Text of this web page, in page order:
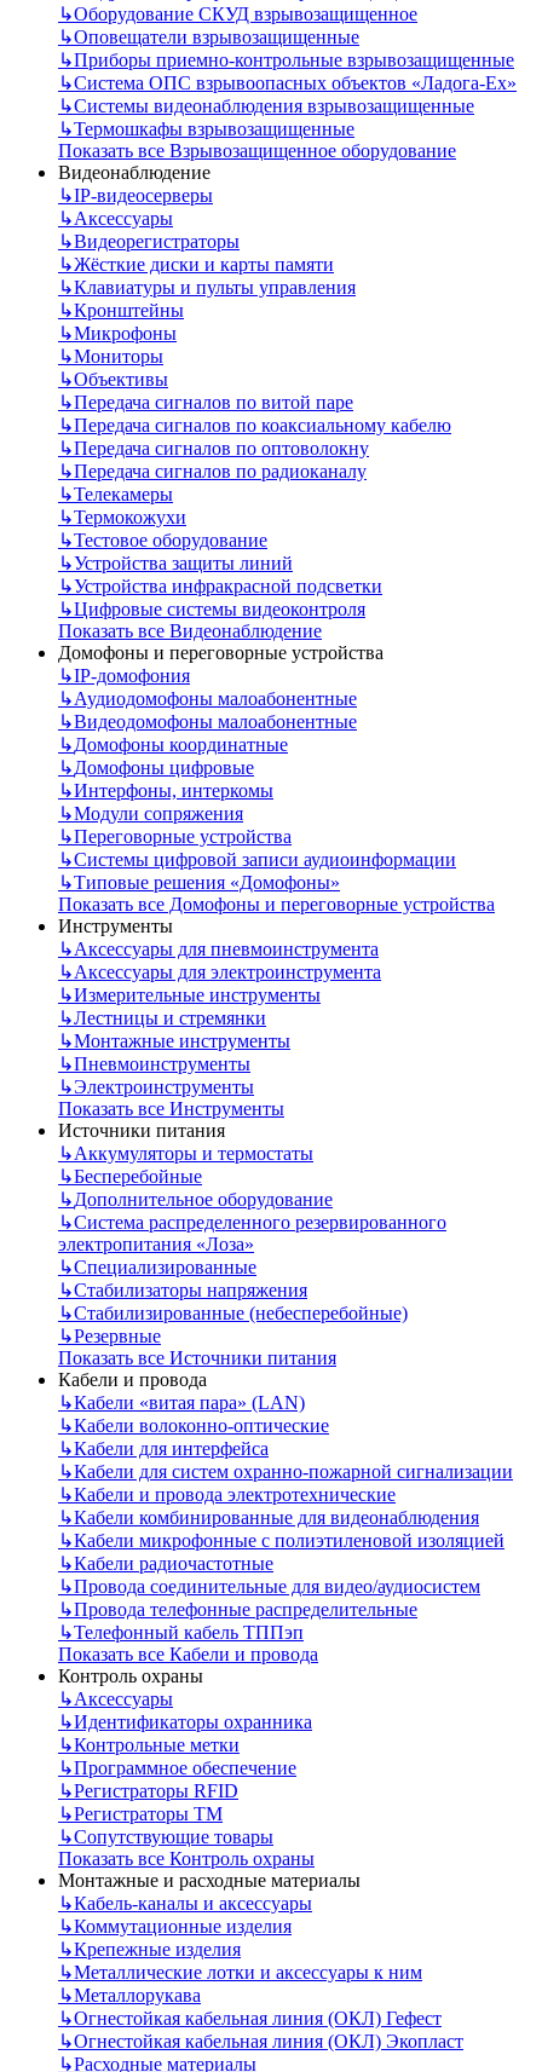
↳Оборудование СКУД взрывозащищенное
↳Оповещатели взрывозащищенные
↳Приборы приемно-контрольные взрывозащищенные
↳Система ОПС взрывоопасных объектов «Ладога-Ex»
↳Системы видеонаблюдения взрывозащищенные
↳Термошкафы взрывозащищенные
Показать все Взрывозащищенное оборудование
Видеонаблюдение
↳IP-видеосерверы
↳Аксессуары
↳Видеорегистраторы
↳Жёсткие диски и карты памяти
↳Клавиатуры и пульты управления
↳Кронштейны
↳Микрофоны
↳Мониторы
↳Объективы
↳Передача сигналов по витой паре
↳Передача сигналов по коаксиальному кабелю
↳Передача сигналов по оптоволокну
↳Передача сигналов по радиоканалу
↳Телекамеры
↳Термокожухи
↳Тестовое оборудование
↳Устройства защиты линий
↳Устройства инфракрасной подсветки
↳Цифровые системы видеоконтроля
Показать все Видеонаблюдение
Домофоны и переговорные устройства
↳IP-домофония
↳Аудиодомофоны малоабонентные
↳Видеодомофоны малоабонентные
↳Домофоны координатные
↳Домофоны цифровые
↳Интерфоны, интеркомы
↳Модули сопряжения
↳Переговорные устройства
↳Системы цифровой записи аудиоинформации
↳Типовые решения «Домофоны»
Показать все Домофоны и переговорные устройства
Инструменты
↳Аксессуары для пневмоинструмента
↳Аксессуары для электроинструмента
↳Измерительные инструменты
↳Лестницы и стремянки
↳Монтажные инструменты
↳Пневмоинструменты
↳Электроинструменты
Показать все Инструменты
Источники питания
↳Аккумуляторы и термостаты
↳Бесперебойные
↳Дополнительное оборудование
↳Система распределенного резервированного
электропитания «Лоза»
↳Специализированные
↳Стабилизаторы напряжения
↳Стабилизированные (небесперебойные)
↳Резервные
Показать все Источники питания
Кабели и провода
↳Кабели «витая пара» (LAN)
↳Кабели волоконно-оптические
↳Кабели для интерфейса
↳Кабели для систем охранно-пожарной сигнализации
↳Кабели и провода электротехнические
↳Кабели комбинированные для видеонаблюдения
↳Кабели микрофонные с полиэтиленовой изоляцией
↳Кабели радиочастотные
↳Провода соединительные для видео/аудиосистем
↳Провода телефонные распределительные
↳Телефонный кабель ТППэп
Показать все Кабели и провода
Контроль охраны
↳Аксессуары
↳Идентификаторы охранника
↳Контрольные метки
↳Программное обеспечение
↳Регистраторы RFID
↳Регистраторы ТМ
↳Сопутствующие товары
Показать все Контроль охраны
Монтажные и расходные материалы
↳Кабель-каналы и аксессуары
↳Коммутационные изделия
↳Крепежные изделия
↳Металлические лотки и аксессуары к ним
↳Металлорукава
↳Огнестойкая кабельная линия (ОКЛ) Гефест
↳Огнестойкая кабельная линия (ОКЛ) Экопласт
↳Расходные материалы